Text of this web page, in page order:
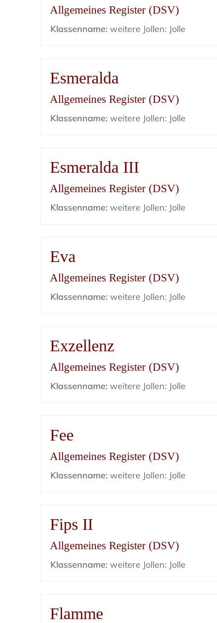
Allgemeines Register (DSV)
Klassenname: weitere Jollen: Jolle
Esmeralda
Allgemeines Register (DSV)
Klassenname: weitere Jollen: Jolle
Esmeralda III
Allgemeines Register (DSV)
Klassenname: weitere Jollen: Jolle
Eva
Allgemeines Register (DSV)
Klassenname: weitere Jollen: Jolle
Exzellenz
Allgemeines Register (DSV)
Klassenname: weitere Jollen: Jolle
Fee
Allgemeines Register (DSV)
Klassenname: weitere Jollen: Jolle
Fips II
Allgemeines Register (DSV)
Klassenname: weitere Jollen: Jolle
Flamme